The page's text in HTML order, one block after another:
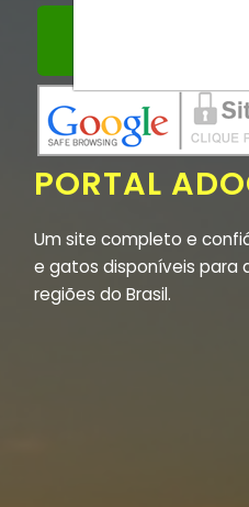
PORTAL
Um site completo e
e gatos disponíveis para
regiões do Brasil.